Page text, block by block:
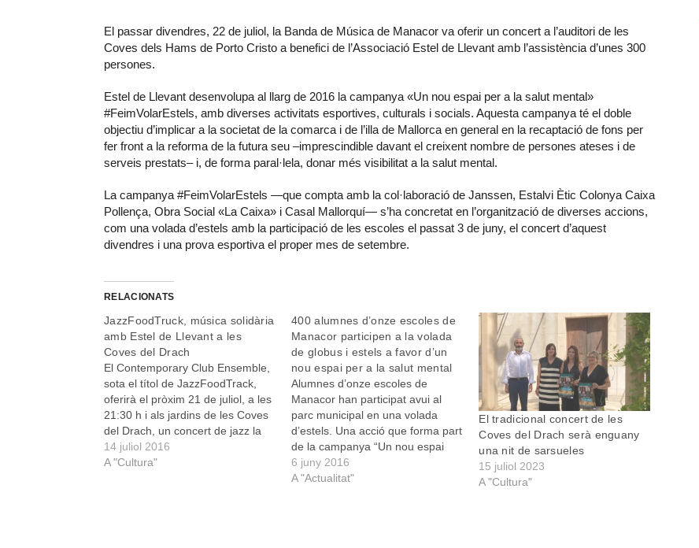
El passar divendres, 22 de juliol, la Banda de Música de Manacor va oferir un concert a l’auditori de les
Coves dels Hams de Porto Cristo a benefici de l’Associació Estel de Llevant amb l’assistència d’unes 300
persones.
Estel de Llevant desenvolupa al llarg de 2016 la campanya «Un nou espai per a la salut mental»
#FeimVolarEstels, amb diverses activitats esportives, culturals i socials. Aquesta campanya té el doble
objectiu d’implicar a la societat de la comarca i de l’illa de Mallorca en general en la recaptació de fons per
fer front a la reforma de la futura seu –imprescindible davant el creixent nombre de persones ateses i de
serveis prestats– i, de forma paral·lela, donar més visibilitat a la salut mental.
La campanya #FeimVolarEstels —que compta amb la col·laboració de Janssen, Estalvi Ètic Colonya Caixa
Pollença, Obra Social «La Caixa» i Casal Mallorquí— s’ha concretat en l’organització de diverses accions,
com una volada d’estels amb la participació de les escoles el passat 3 de juny, el concert d’aquest
divendres i una prova esportiva el proper mes de setembre.
RELACIONATS
JazzFoodTruck, música solidària
amb Estel de Llevant a les
Coves del Drach
El Contemporary Club Ensemble,
sota el títol de JazzFoodTrack,
oferirà el pròxim 21 de juliol, a les
21:30 h i als jardins de les Coves
del Drach, un concert de jazz la
recaptació del qual anirà en
benefici de l'associació Estel de
14 juliol 2016
A "Cultura"
400 alumnes d’onze escoles de
Manacor participen a la volada
de globus i estels a favor d’un
nou espai per a la salut mental
Alumnes d’onze escoles de
Manacor han participat avui al
parc municipal en una volada
d’estels. Una acció que forma part
de la campanya “Un nou espai
per a la salut mental” que
l’Associació Estel de Llevant
6 juny 2016
A "Actualitat"
El tradicional concert de les
Coves del Drach serà enguany
una nit de sarsueles
15 juliol 2023
A "Cultura"